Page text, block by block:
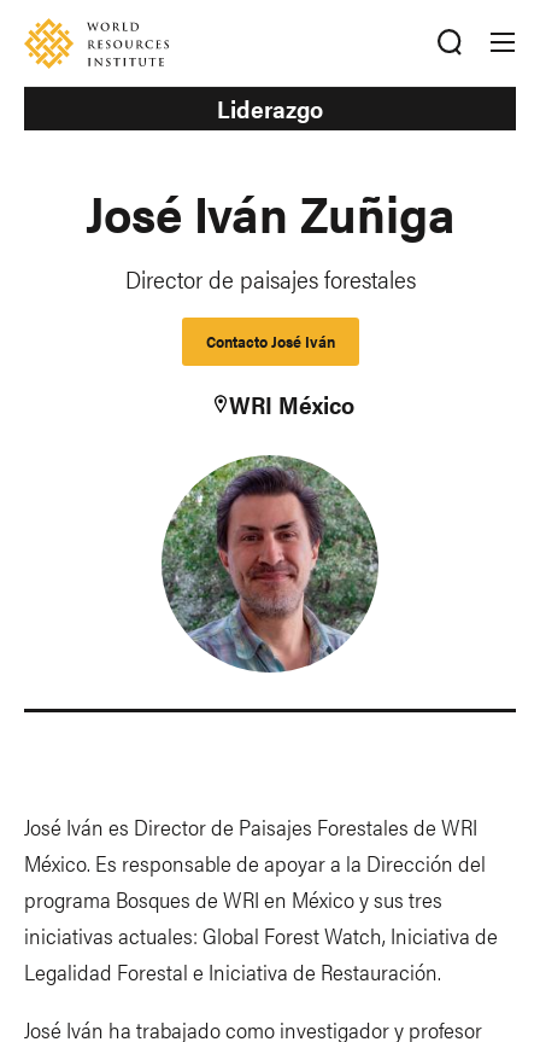
Skip
main
Accessibility
Liderazgo
José Iván Zuñiga
Director de paisajes forestales
Contacto José Iván
WRI México
José Iván es Director de Paisajes Forestales de WRI
México. Es responsable de apoyar a la Dirección del
programa Bosques de WRI en México y sus tres
iniciativas actuales: Global Forest Watch, Iniciativa de
Legalidad Forestal e Iniciativa de Restauración.
José Iván ha trabajado como investigador y profesor